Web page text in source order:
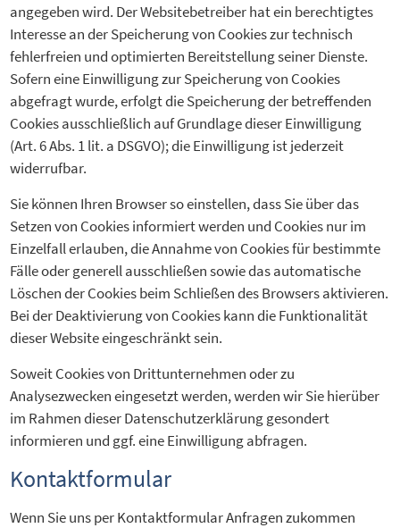
angegeben wird. Der Websitebetreiber hat ein berechtigtes
Interesse an der Speicherung von Cookies zur technisch
fehlerfreien und optimierten Bereitstellung seiner Dienste.
Sofern eine Einwilligung zur Speicherung von Cookies
abgefragt wurde, erfolgt die Speicherung der betreffenden
Cookies ausschließlich auf Grundlage dieser Einwilligung
(Art. 6 Abs. 1 lit. a DSGVO); die Einwilligung ist jederzeit
widerrufbar.
Sie können Ihren Browser so einstellen, dass Sie über das
Setzen von Cookies informiert werden und Cookies nur im
Einzelfall erlauben, die Annahme von Cookies für bestimmte
Fälle oder generell ausschließen sowie das automatische
Löschen der Cookies beim Schließen des Browsers aktivieren.
Bei der Deaktivierung von Cookies kann die Funktionalität
dieser Website eingeschränkt sein.
Soweit Cookies von Drittunternehmen oder zu
Analysezwecken eingesetzt werden, werden wir Sie hierüber
im Rahmen dieser Datenschutzerklärung gesondert
informieren und ggf. eine Einwilligung abfragen.
Kontaktformular
Wenn Sie uns per Kontaktformular Anfragen zukommen